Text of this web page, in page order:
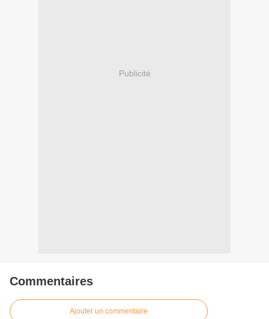
Publicité
Commentaires
Ajouter un commentaire